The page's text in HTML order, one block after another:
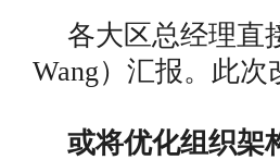
各大区总经理直
Wang）汇报。此
或将优化组织架